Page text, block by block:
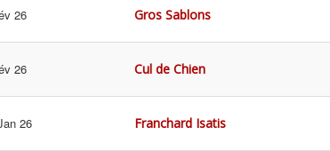
26 Gros Sablons
26 Cul de Chien
26 Franchard Isatis